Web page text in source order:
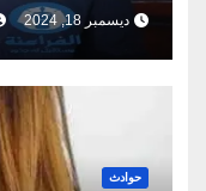
ديسمبر 18, 2024
حوادث